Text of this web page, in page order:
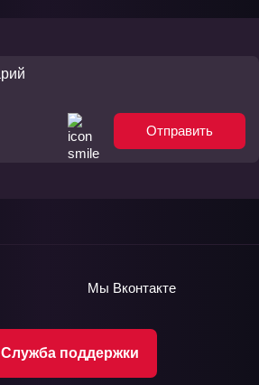
Отправить
Служба поддержки
Мы Вконтакте